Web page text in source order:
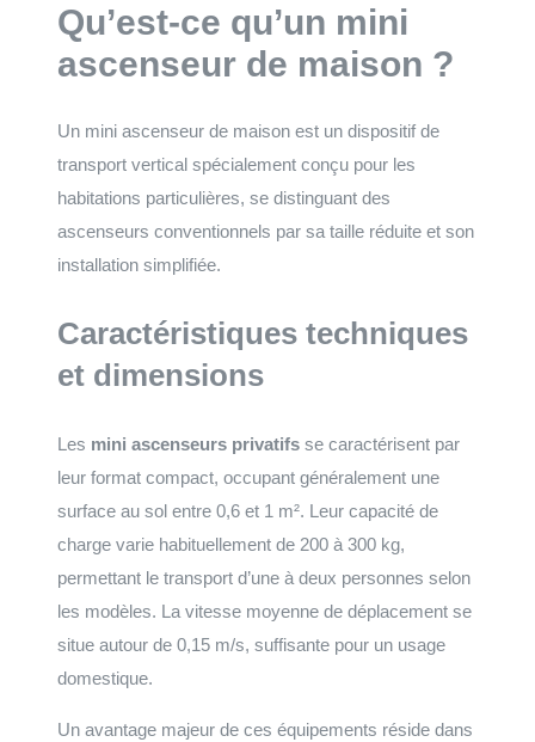
Qu’est-ce qu’un mini
ascenseur de maison ?
Un mini ascenseur de maison est un dispositif de
transport vertical spécialement conçu pour les
habitations particulières, se distinguant des
ascenseurs conventionnels par sa taille réduite et son
installation simplifiée.
Caractéristiques techniques
et dimensions
Les mini ascenseurs privatifs se caractérisent par
leur format compact, occupant généralement une
surface au sol entre 0,6 et 1 m². Leur capacité de
charge varie habituellement de 200 à 300 kg,
permettant le transport d’une à deux personnes selon
les modèles. La vitesse moyenne de déplacement se
situe autour de 0,15 m/s, suffisante pour un usage
domestique.
Un avantage majeur de ces équipements réside dans